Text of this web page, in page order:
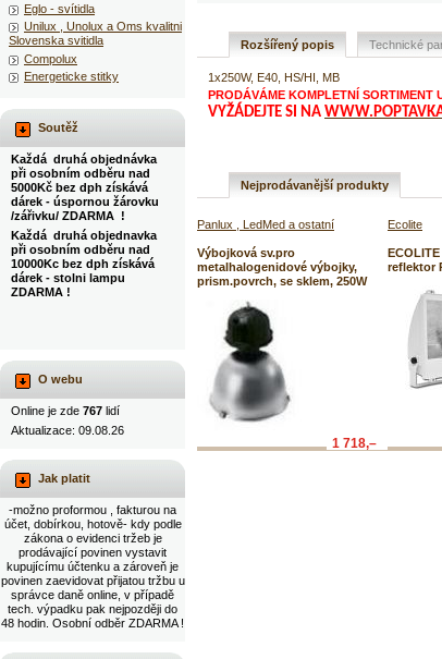
Rozšířený popis Technické
1x250W, E40, HS/HI, MB
PRODÁVÁME KOMPLETNÍ SORTIMENT
VYŽÁDEJTE SI NA
Nejprodávanější produkty
Panlux , LedMed a ostatní
Výbojková sv.pro
metalhalogenidové výbojky,
prism.povrch, se sklem, 250W
1 718,–
Ecolite
reflektor
Eglo - svítidla
Unilux , Unolux a Oms kvalitni
Slovenska svitidla
Compolux
Energeticke stitky
Soutěž
Každá druhá objednávka
při osobním odběru nad
5000Kč bez dph získává
dárek - úspornou žárovku
/zářivku/ ZDARMA !
Každá druhá objednavka
při osobním odběru nad
10000Kc bez dph získává
dárek - stolni lampu
ZDARMA !
O webu
Online je zde 767 lidí
Aktualizace: 09.08.26
Jak platit
-možno proformou , fakturou na
účet, dobírkou, hotově- kdy podle
zákona o evidenci tržeb je
prodávající povinen vystavit
kupujícímu účtenku a zároveň je
povinen zaevidovat přijatou tržbu u
správce daně online, v případě
tech. výpadku pak nejpozději do
48 hodin. Osobní odběr ZDARMA !